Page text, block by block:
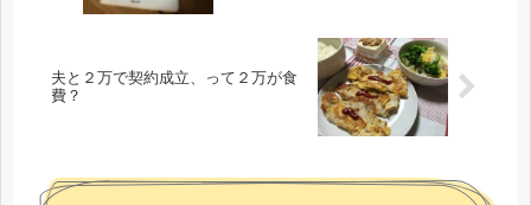
夫と２万で契約成立、って２万が食
費？